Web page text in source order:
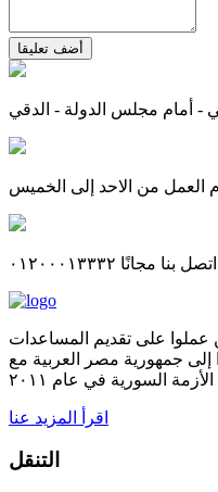
أضف تعليقا
العمل من الاحد إلى الخميس
اتصل بنا مجانًا ٠١٢٠٠٠١٣٣٣٢
عملوا على تقديم المساعدات
إلى جمهورية مصر العربية مع
اقرأ المزيد عنا
التنقل